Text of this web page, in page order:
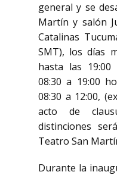
general y se
Martín y salón
Catalinas
SMT), los días
hasta las 19:00
08:30 a 19:00
08:30 a 12:00,
acto de
distinciones
Teatro San
Durante la